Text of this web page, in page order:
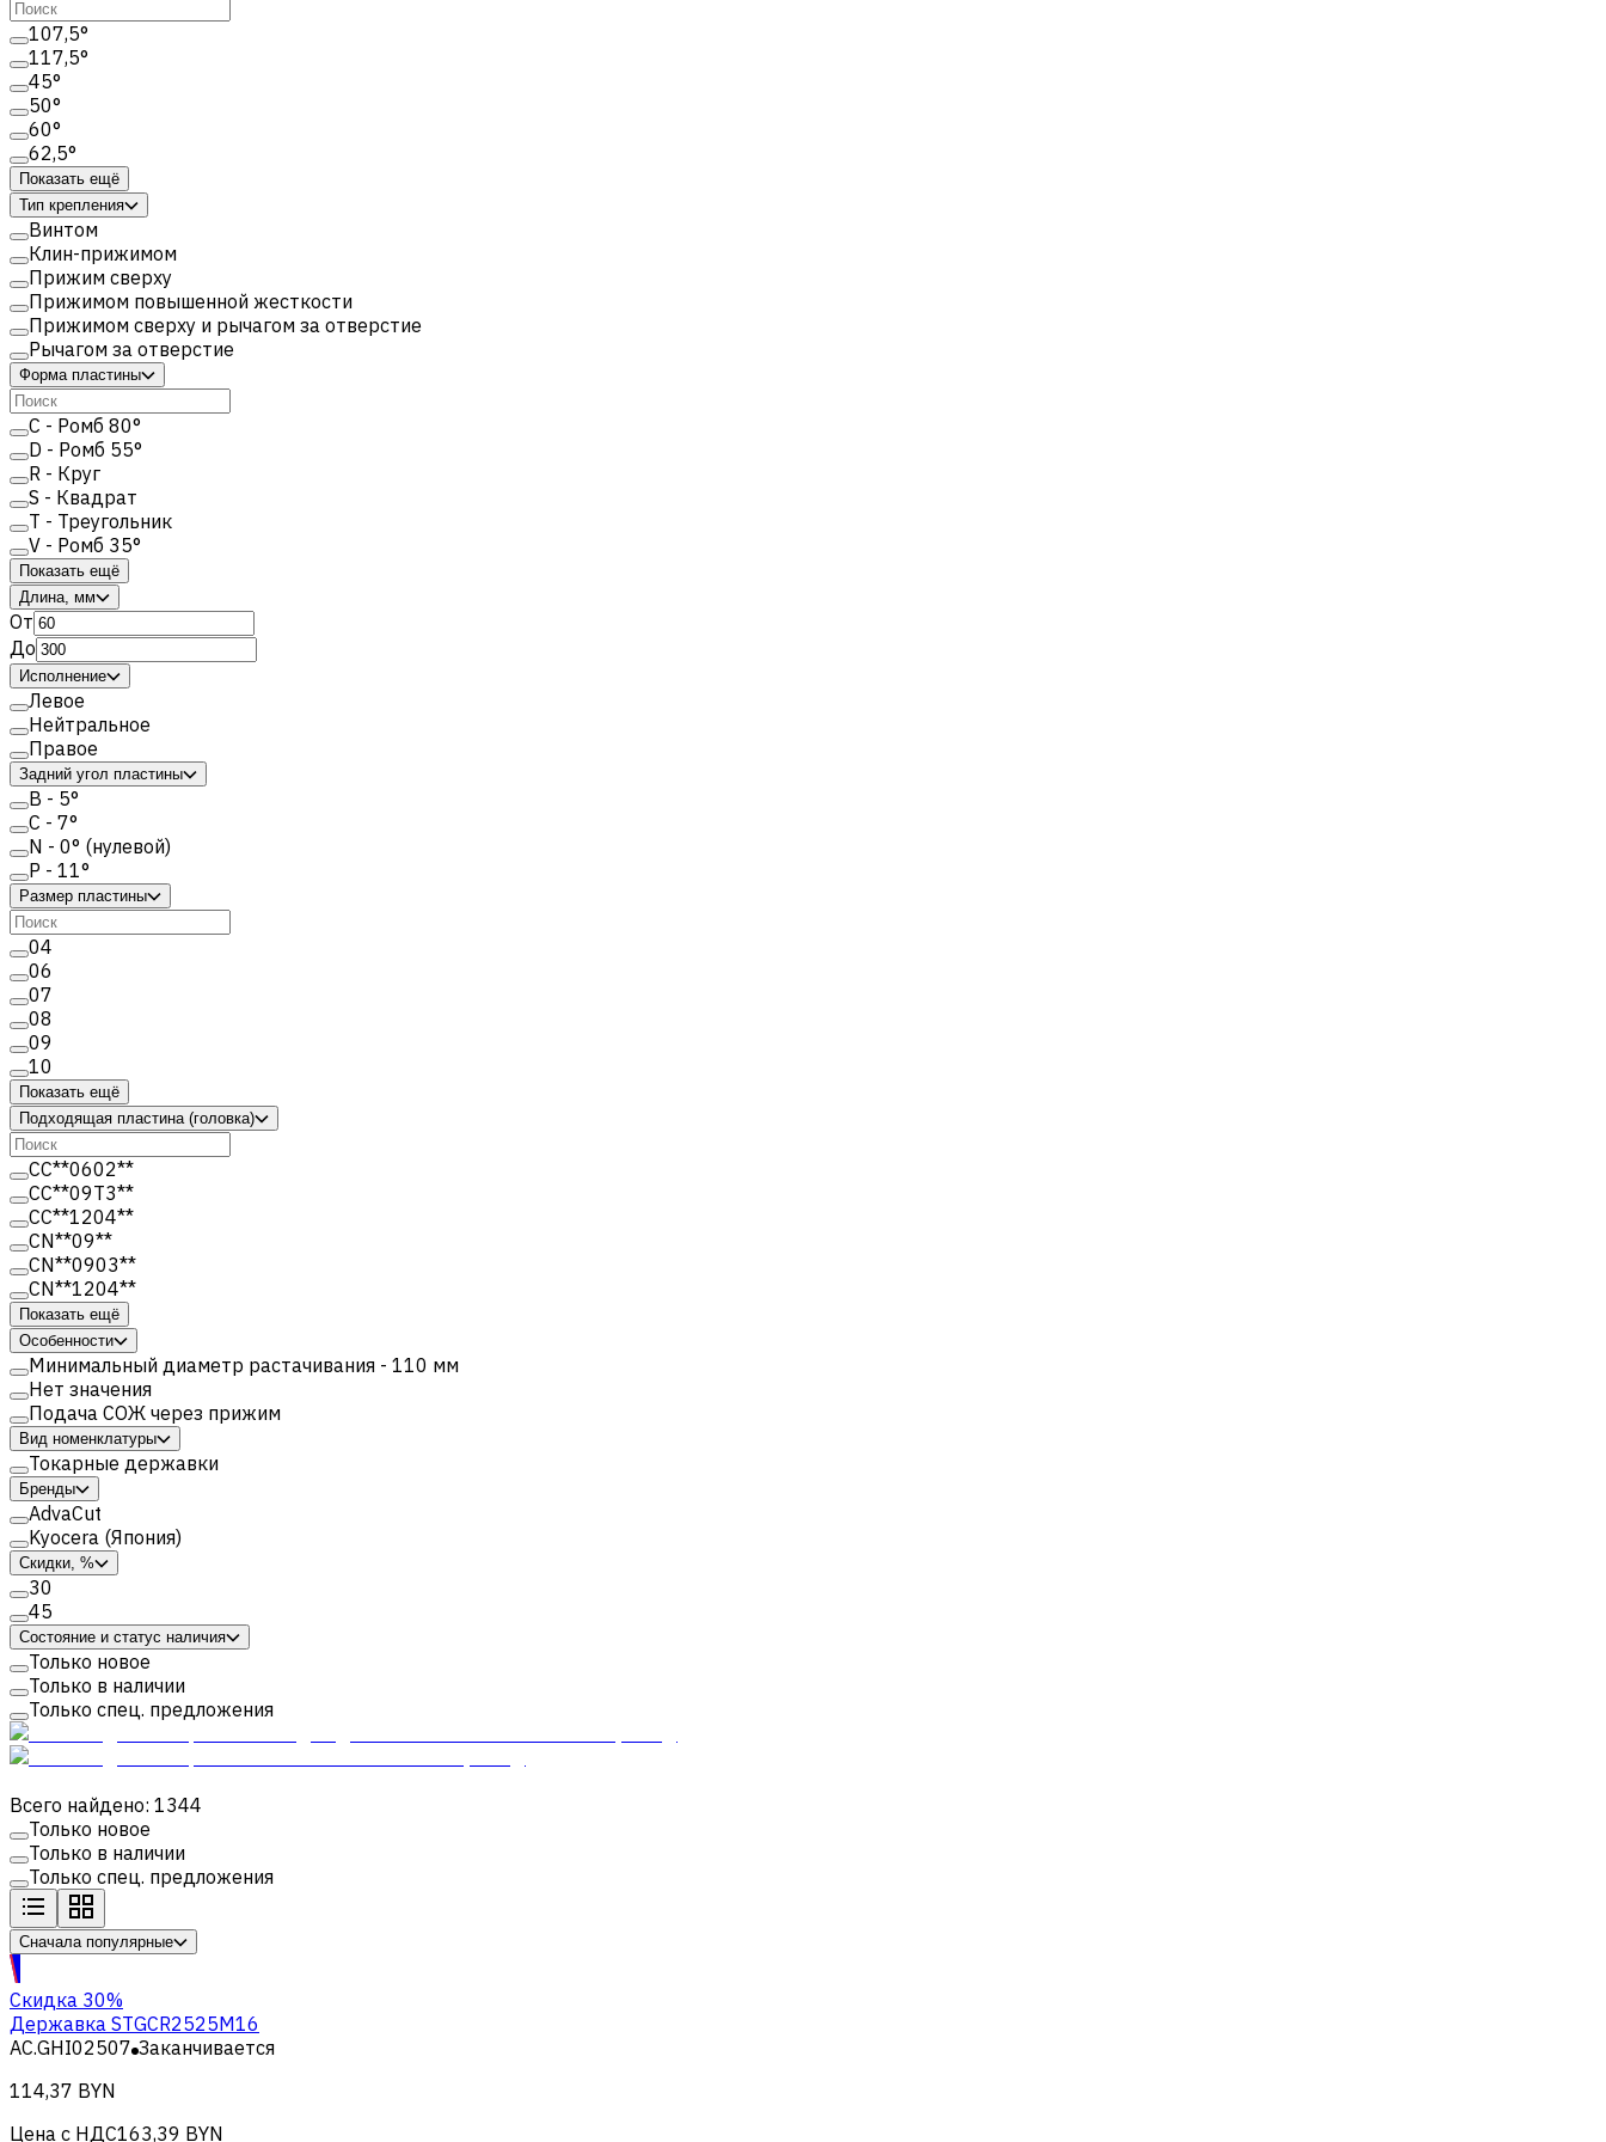
107,5°
117,5°
45°
50°
60°
62,5°
Показать ещё
Тип крепления
Винтом
Клин-прижимом
Прижим сверху
Прижимом повышенной жесткости
Прижимом сверху и рычагом за отверстие
Рычагом за отверстие
Форма пластины
C - Ромб 80°
D - Ромб 55°
R - Круг
S - Квадрат
T - Треугольник
V - Ромб 35°
Показать ещё
Длина, мм
От
До
Исполнение
Левое
Нейтральное
Правое
Задний угол пластины
B - 5°
C - 7°
N - 0° (нулевой)
P - 11°
Размер пластины
04
06
07
08
09
10
Показать ещё
Подходящая пластина (головка)
CC**0602**
CC**09T3**
CC**1204**
CN**09**
CN**0903**
CN**1204**
Показать ещё
Особенности
Минимальный диаметр растачивания - 110 мм
Нет значения
Подача СОЖ через прижим
Вид номенклатуры
Токарные державки
Бренды
AdvaCut
Kyocera (Япония)
Скидки, %
30
45
Состояние и статус наличия
Только новое
Только в наличии
Только спец. предложения
Всего найдено: 1344
Только новое
Только в наличии
Только спец. предложения
Сначала популярные
Скидка 30%
Державка STGCR2525M16
AC.GHI02507 Заканчивается
114,37 BYN
Цена с НДС163,39 BYN